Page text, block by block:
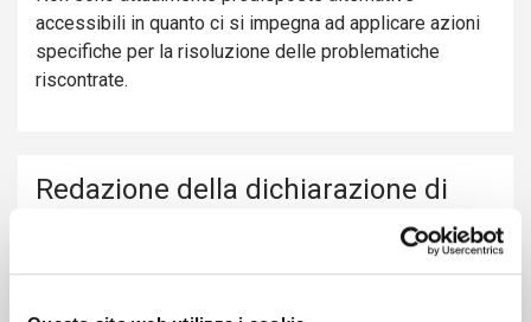
accessibili in quanto ci si impegna ad applicare azioni
specifiche per la risoluzione delle problematiche
riscontrate.
Redazione della dichiarazione di
La presente dichiarazione è stata redatta il 18/09/2025